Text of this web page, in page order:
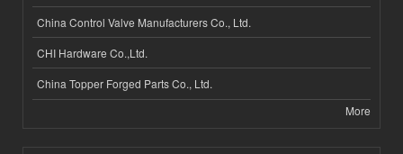
China Control Valve Manufacturers Co., Ltd.
CHI Hardware Co.,Ltd.
China Topper Forged Parts Co., Ltd.
More